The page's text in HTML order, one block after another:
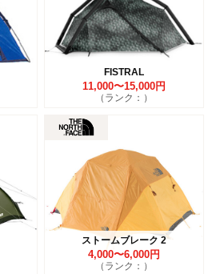
FISTRAL
11,000〜15,000円
（ランク：）
ストームブレーク 2
4,000〜6,000円
（ランク：）